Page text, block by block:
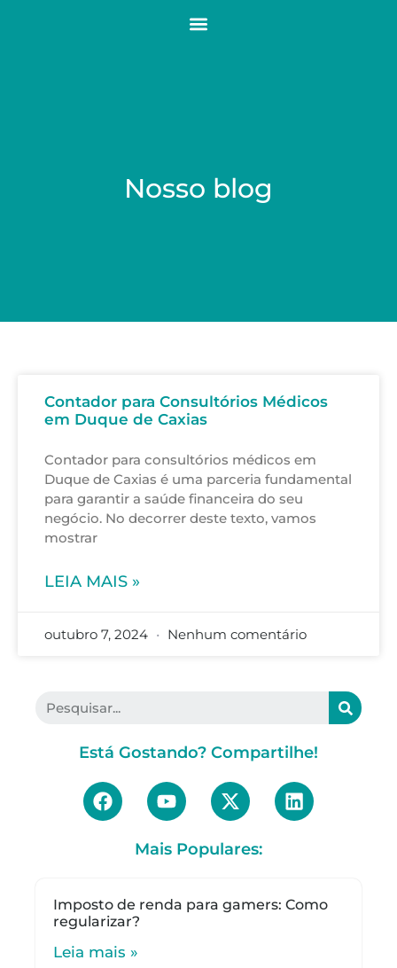
Nosso blog
Contador para Consultórios Médicos
em Duque de Caxias
Contador para consultórios médicos em
Duque de Caxias é uma parceria fundamental
para garantir a saúde financeira do seu
negócio. No decorrer deste texto, vamos
mostrar
LEIA MAIS »
outubro 7, 2024 Nenhum comentário
Está Gostando? Compartilhe!
Mais Populares:
Imposto de renda para gamers: Como
regularizar?
Leia mais »